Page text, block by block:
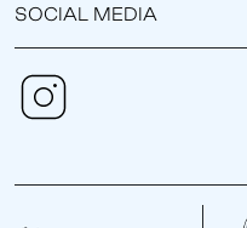
SOCIAL MEDIA